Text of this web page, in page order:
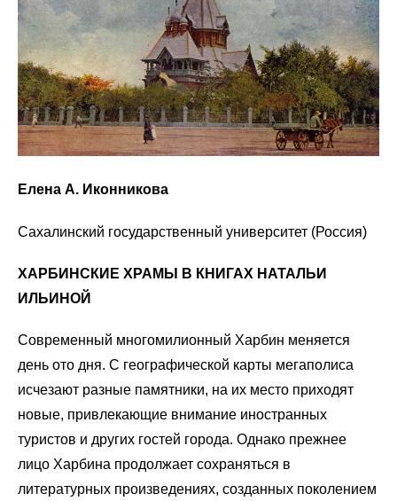
Елена А. Иконникова
Сахалинский государственный университет (Россия)
ХАРБИНСКИЕ ХРАМЫ В КНИГАХ НАТАЛЬИ
ИЛЬИНОЙ
Современный многомилионный Харбин меняется
день ото дня. С географической карты мегаполиса
исчезают разные памятники, на их место приходят
новые, привлекающие внимание иностранных
туристов и других гостей города. Однако прежнее
лицо Харбина продолжает сохраняться в
литературных произведениях, созданных поколением